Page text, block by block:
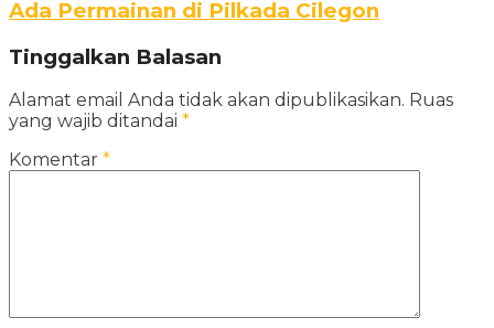
Ada Permainan di Pilkada Cilegon
Tinggalkan Balasan
Alamat email Anda tidak akan dipublikasikan. Ruas
yang wajib ditandai *
Komentar *